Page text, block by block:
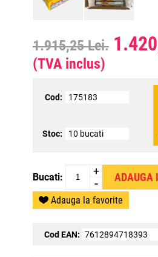
1.915,25 Lei.
(TVA inclus)
Cod: 175183
Stoc: 10 bucati
Bucati: +
-
Adauga la favorite
Cod EAN: 7612894718393